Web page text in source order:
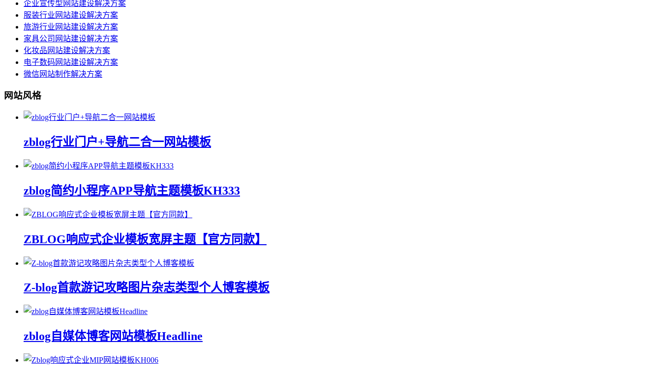
企业宣传型网站建设解决方案
服装行业网站建设解决方案
旅游行业网站建设解决方案
家具公司网站建设解决方案
化妆品网站建设解决方案
电子数码网站建设解决方案
微信网站制作解决方案
网站风格
zblog行业门户+导航二合一网站模板
zblog简约小程序APP导航主题模板KH333
ZBLOG响应式企业模板宽屏主题【官方同款】
Z-blog首款游记攻略图片杂志类型个人博客模板
zblog自媒体博客网站模板Headline